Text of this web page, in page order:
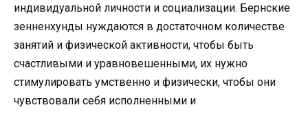
индивидуальной личности и социализации. Бернские
зенненхунды нуждаются в достаточном количестве
занятий и физической активности, чтобы быть
счастливыми и уравновешенными, их нужно
стимулировать умственно и физически, чтобы они
чувствовали себя исполненными и